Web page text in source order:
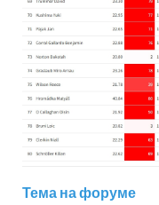
Тема на форуме